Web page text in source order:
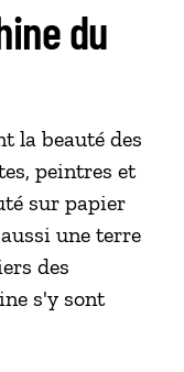
du
la beauté des
peintres et
sur papier
une terre
des
s'y sont